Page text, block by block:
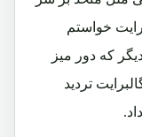
خواستم
که دور میز
تردید